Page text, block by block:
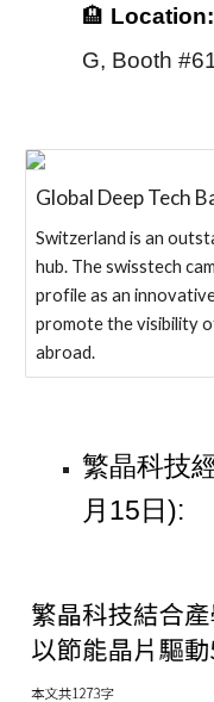
🏨 Location:
G, Booth
Global Deep Tech
Switzerland is an
hub. The swisstech
profile as an
promote the visibility
abroad.
繁晶科技
月15日):